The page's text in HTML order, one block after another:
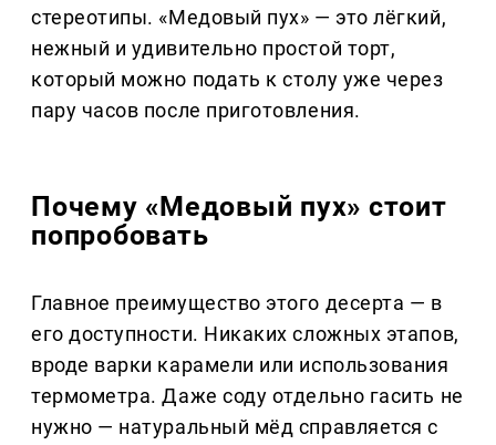
стереотипы. «Медовый пух» — это лёгкий,
нежный и удивительно простой торт,
который можно подать к столу уже через
пару часов после приготовления.
Почему «Медовый пух» стоит
попробовать
Главное преимущество этого десерта — в
его доступности. Никаких сложных этапов,
вроде варки карамели или использования
термометра. Даже соду отдельно гасить не
нужно — натуральный мёд справляется с